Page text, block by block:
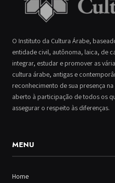
O Instituto da Cultura Árabe,
entidade civil, autônoma, laica, de
integrar, estudar e promover as
cultura árabe, antigas e
reconhecimento de sua presença
aberto à participação de todos os
assegurar o respeito às diferenças.
MENU
Home